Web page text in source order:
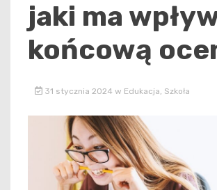
jaki ma
końcową
31 stycznia 2024 w Edukacja Szkoła